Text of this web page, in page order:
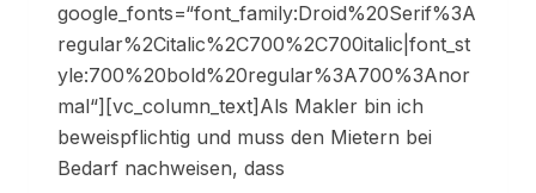
google_fonts=“font_family:Droid%20Serif%3A
regular%2Citalic%2C700%2C700italic|font_st
yle:700%20bold%20regular%3A700%3Anor
mal“][vc_column_text]Als Makler bin ich
beweispflichtig und muss den Mietern bei
Bedarf nachweisen, dass